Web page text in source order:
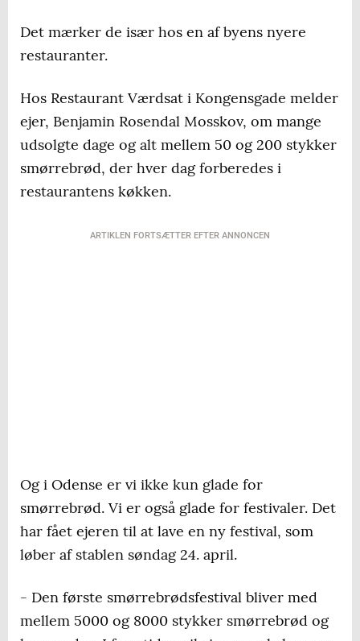
Det mærker de især hos en af byens nyere
restauranter.
Hos Restaurant Værdsat i Kongensgade melder
ejer, Benjamin Rosendal Mosskov, om mange
udsolgte dage og alt mellem 50 og 200 stykker
smørrebrød, der hver dag forberedes i
restaurantens køkken.
ARTIKLEN FORTSÆTTER EFTER ANNONCEN
Og i Odense er vi ikke kun glade for
smørrebrød. Vi er også glade for festivaler. Det
har fået ejeren til at lave en ny festival, som
løber af stablen søndag 24. april.
- Den første smørrebrødsfestival bliver med
mellem 5000 og 8000 stykker smørrebrød og